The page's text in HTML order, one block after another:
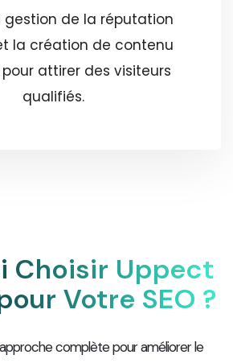
gestion de la réputation
la création de contenu
attirer des visiteurs
qualifiés.
Choisir Uppect
Votre SEO ?
complète pour améliorer le